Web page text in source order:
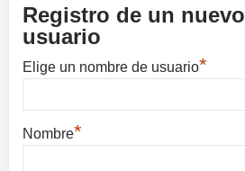
Registro de un nuevo
usuario
Elige un nombre de usuario*
Nombre*